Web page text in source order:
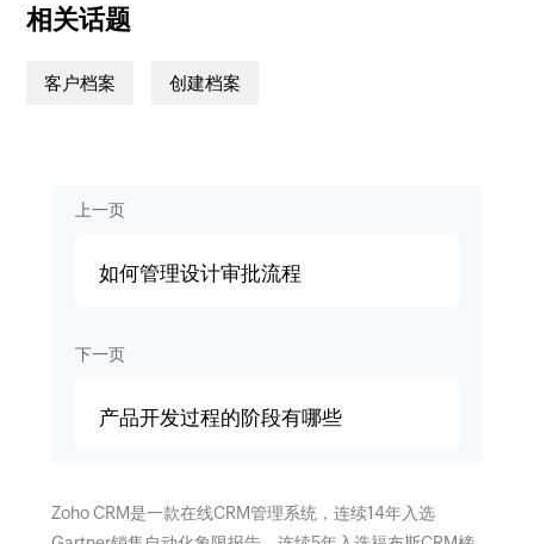
相关话题
客户档案 创建档案
上一页
如何管理设计审批流程
下一页
产品开发过程的阶段有哪些
Zoho CRM是一款在线CRM管理系统，连续14年入选